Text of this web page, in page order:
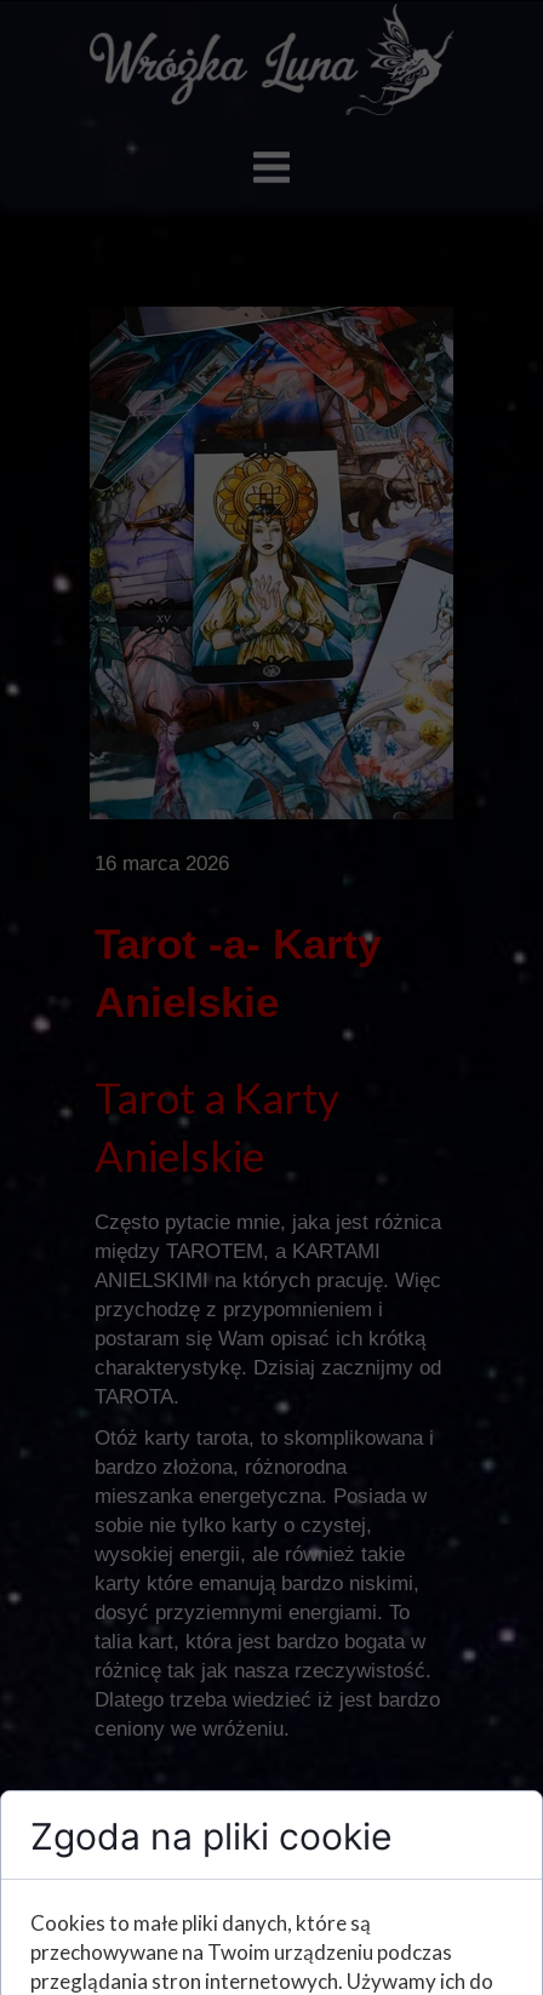
16 marca 2026
Tarot -a- Karty
Anielskie
Tarot a Karty
Anielskie
Często pytacie mnie, jaka jest różnica
między TAROTEM, a KARTAMI
ANIELSKIMI na których pracuję. Więc
przychodzę z przypomnieniem i
postaram się Wam opisać ich krótką
charakterystykę. Dzisiaj zacznijmy od
TAROTA.
Otóż karty tarota, to skomplikowana i
bardzo złożona, różnorodna
mieszanka energetyczna. Posiada w
sobie nie tylko karty o czystej,
wysokiej energii, ale również takie
karty które emanują bardzo niskimi,
dosyć przyziemnymi energiami. To
talia kart, która jest bardzo bogata w
różnicę tak jak nasza rzeczywistość.
Dlatego trzeba wiedzieć iż jest bardzo
ceniony we wróżeniu.
Zatem jak zadawać
pytania do tarota?
1. Bądź precyzyjny:
Zgoda na pliki cookie
Cookies to małe pliki danych, które są
przechowywane na Twoim urządzeniu podczas
przeglądania stron internetowych. Używamy ich do